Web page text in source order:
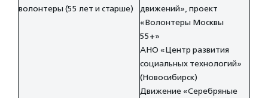
волонтеры (55 лет и старше)
движений», проект
«Волонтеры Москвы
55+»
АНО «Центр развития
социальных технологий»
(Новосибирск)
Движение «Серебряные